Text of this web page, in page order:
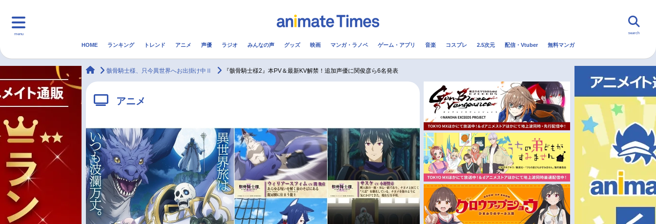
menu
マンガ・ラノベ ゲーム・アプリ 配信・Vtuber トレンド 無料マンガ
アニメ記事一覧
声優記事一覧
実写化映画一覧
男性声優/女性声優一覧
今期アニメ曜日別一覧
春アニメ
夏アニメ
秋アニメ
冬アニメ
FOLLOW US
search
HOME ランキング トレンド アニメ 声優 ラジオ みんなの声 グッズ 映画 マンガ・ラノベ ゲーム・アプリ 音楽 コスプレ 2.5次元 配信・Vtuber 無料マンガ
animateTimes
骸骨騎士様、只今異世界へお出掛け中Ⅱ 『骸骨騎士様2』本PV＆最新KV解禁！追加声優に関俊彦ら6名発表
アニメ